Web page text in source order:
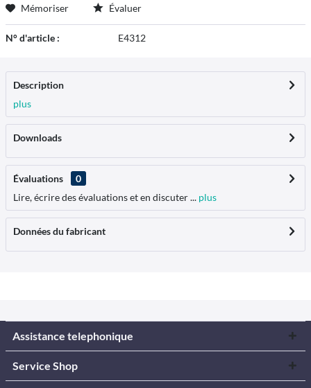
Mémoriser Évaluer
N° d'article : E4312
Description
plus
Downloads
Évaluations
0
Lire, écrire des évaluations et en discuter ... plus
Données du fabricant
Assistance telephonique
Service Shop